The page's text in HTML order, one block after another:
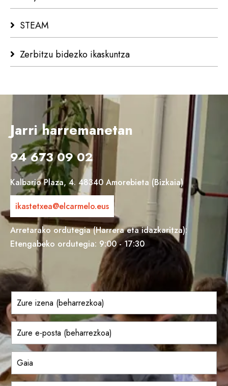
STEAM
Zerbitzu bidezko ikaskuntza
Jarri harremanetan
94 673 09 02
Kalbario Plaza, 4. 48340 Amorebieta (Bizkaia)
ikastetxea@elcarmelo.eus
Arretarako ordutegia (Harrera eta idazkaritza):
Etengabeko ordutegia: 9:00 - 17:30